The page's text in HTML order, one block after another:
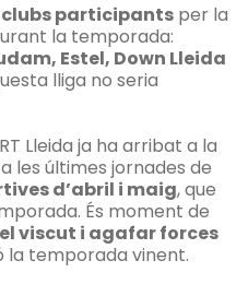
participants per la
la temporada:
Estel, Down Lleida
lliga no seria
Lleida ja ha arribat a la
les últimes jornades de
d’abril i maig, que
És moment de
viscut i agafar forces
la temporada vinent.